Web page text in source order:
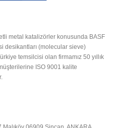
metal katalizörler konusunda BASF
desikantları (molecular sieve)
temsilcisi olan firmamız 50 yıllık
ISO 9001 kalite
06909 Sincan, ANKARA